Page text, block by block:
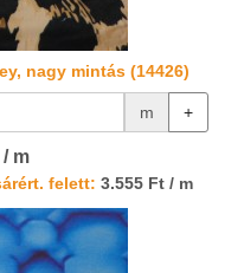
nagy mintás (14426)
m +
m
felett: 3.555 Ft / m